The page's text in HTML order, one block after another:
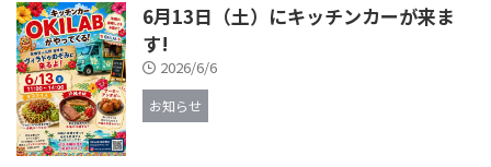
6月13日（土）にキッチンカーが来ま
す!
2026/6/6
お知らせ